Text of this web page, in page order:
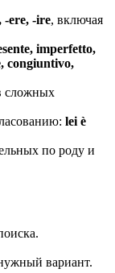
-ere, -ire, включая
imperfetto,
congiuntivo,
сложных
lei è
по роду и
вариант.